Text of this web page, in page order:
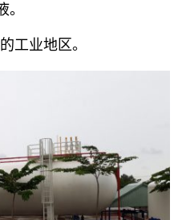
工业地区。